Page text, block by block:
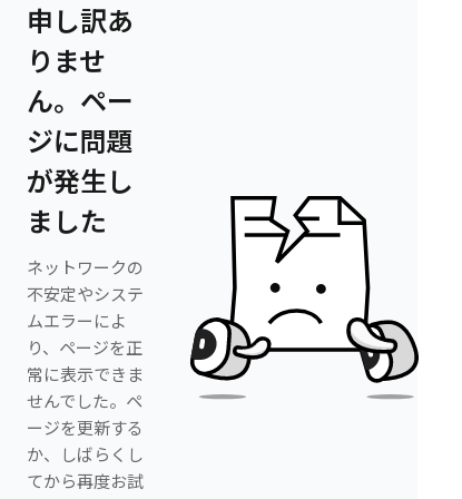
申し訳あ
りませ
ん。ペー
ジに問題
が発生し
ました
ネットワークの
不安定やシステ
ムエラーによ
り、ページを正
常に表示できま
せんでした。ペ
ージを更新する
か、しばらくし
てから再度お試